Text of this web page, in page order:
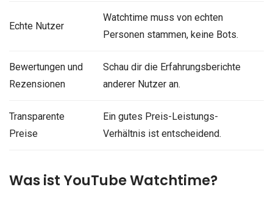
Echte Nutzer
Watchtime muss von echten
Personen stammen, keine Bots.
Bewertungen und
Rezensionen
Schau dir die Erfahrungsberichte
anderer Nutzer an.
Transparente
Preise
Ein gutes Preis-Leistungs-
Verhältnis ist entscheidend.
Was ist YouTube Watchtime?